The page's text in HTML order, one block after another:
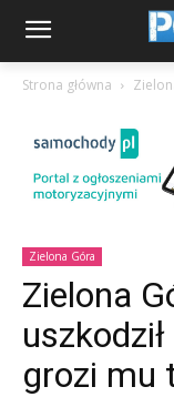
Strona główna
Zielona Góra
Zielona
grozi mu